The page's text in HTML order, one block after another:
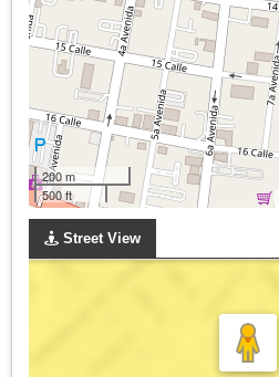
200 m
500 ft
Street View